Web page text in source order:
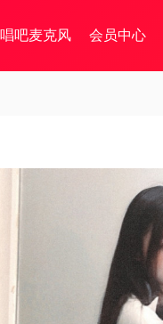
唱吧麦克风 会员中心